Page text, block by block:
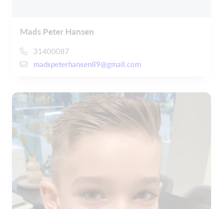
Mads Peter Hansen
31400087
madspeterhansen89@gmail.com